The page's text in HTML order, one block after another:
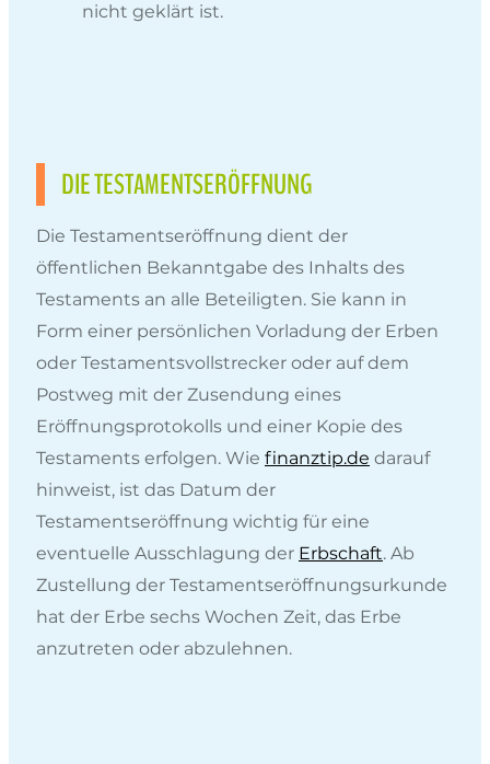
nicht geklärt ist.
DIE TESTAMENTSERÖFFNUNG
Die Testamentseröffnung dient der
öffentlichen Bekanntgabe des Inhalts des
Testaments an alle Beteiligten. Sie kann in
Form einer persönlichen Vorladung der Erben
oder Testamentsvollstrecker oder auf dem
Postweg mit der Zusendung eines
Eröffnungsprotokolls und einer Kopie des
Testaments erfolgen. Wie finanztip.de darauf
hinweist, ist das Datum der
Testamentseröffnung wichtig für eine
eventuelle Ausschlagung der Erbschaft. Ab
Zustellung der Testamentseröffnungsurkunde
hat der Erbe sechs Wochen Zeit, das Erbe
anzutreten oder abzulehnen.